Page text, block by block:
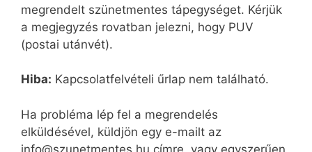
megrendelt szünetmentes tápegységet. Kérjük
a megjegyzés rovatban jelezni, hogy PUV
(postai utánvét).
Hiba: Kapcsolatfelvételi űrlap nem található.
Ha probléma lép fel a megrendelés
elküldésével, küldjön egy e-mailt az
info@szunetmentes.hu címre, vagy egyszerűen